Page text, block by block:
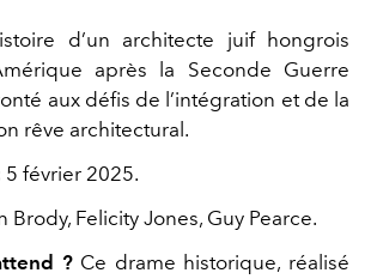
d’un architecte juif hongrois
après la Seconde Guerre
aux défis de l’intégration et de la
rêve architectural.
5 février 2025.
Brody, Felicity Jones, Guy Pearce.
?Ce drame historique, réalisé